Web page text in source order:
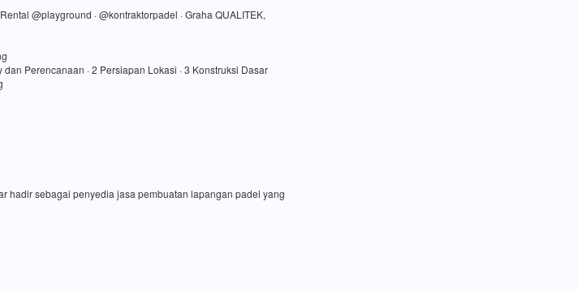
@playground · @kontraktorpadel · Graha QUALITEK,
Perencanaan · 2 Persiapan Lokasi · 3 Konstruksi Dasar
hadir sebagai penyedia jasa pembuatan lapangan padel yang